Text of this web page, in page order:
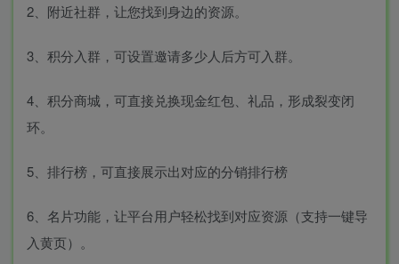
2、附近社群，让您找到身边的资源。
3、积分入群，可设置邀请多少人后方可入群。
4、积分商城，可直接兑换现金红包、礼品，形成裂变闭
环。
5、排行榜，可直接展示出对应的分销排行榜
6、名片功能，让平台用户轻松找到对应资源（支持一键导
入黄页）。